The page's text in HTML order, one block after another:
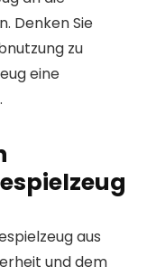
Denken Sie
zu
eine
aus
und dem